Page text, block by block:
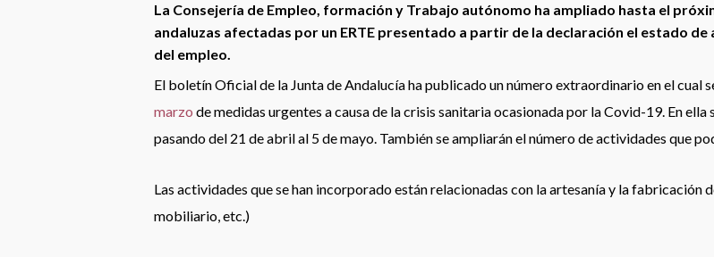
La Consejería de Empleo, formación y Trabajo autónomo ha ampliado hasta el
andaluzas afectadas por un ERTE presentado a partir de la declaración el estado
del empleo.
El boletín Oficial de la Junta de Andalucía ha publicado un número extraordinario en el cual
marzo de medidas urgentes a causa de la crisis sanitaria ocasionada por la Covid-19. En
pasando del 21 de abril al 5 de mayo. También se ampliarán el número de actividades que
Las actividades que se han incorporado están relacionadas con la artesanía y la fabricación
mobiliario, etc.)